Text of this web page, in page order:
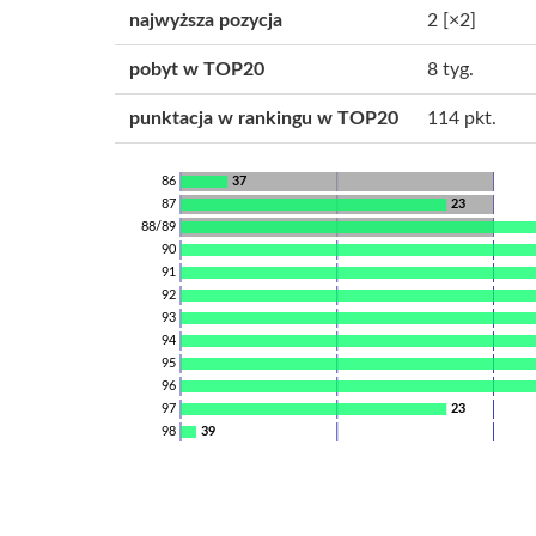
najwyższa pozycja 2 [×2]
pobyt w TOP20 8 tyg.
punktacja w rankingu w TOP20 114 pkt.
37
86
23
87
88/89
90
91
92
93
94
95
96
23
97
39
98